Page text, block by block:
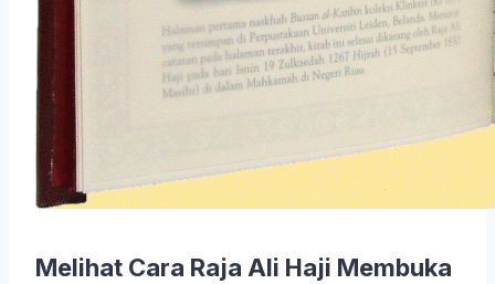
Melihat Cara Raja Ali Haji Membuka